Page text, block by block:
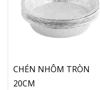
CHÉN NHÔM TRÒN
20CM